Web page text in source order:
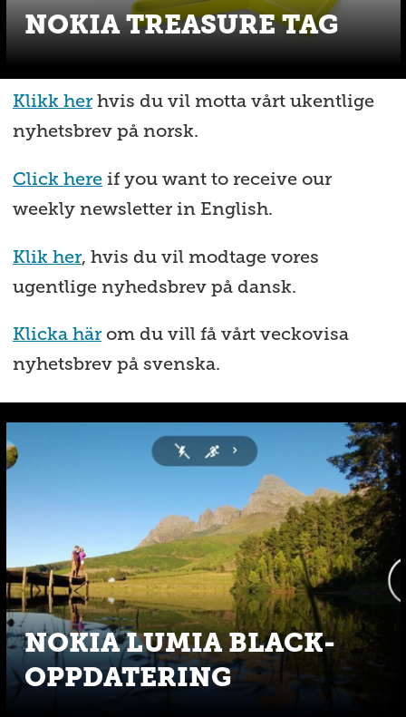
NOKIA TREASURE TAG
Klikk herhvis du vil motta vårt ukentlige
nyhetsbrev på norsk.
Click hereif you want to receive our
weekly newsletter in English.
Klik her, hvis du vil modtage vores
ugentlige nyhedsbrev på dansk.
Klicka härom du vill få vårt veckovisa
nyhetsbrev på svenska.
NOKIA LUMIA BLACK-
OPPDATERING